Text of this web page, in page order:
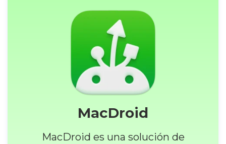
MacDroid
MacDroid es una solución de